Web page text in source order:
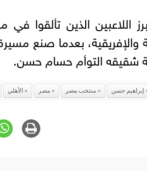
اللاعبين الذين تألقوا في
والإفريقية، بعدما صنع
شقيقه التوأم حسام حسن.
إبراهيم حسن منتخب مصر مصر الأهلي